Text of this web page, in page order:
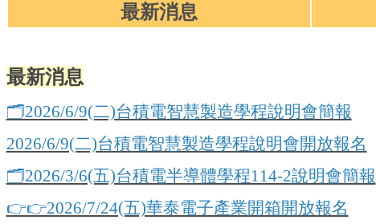
最新消息
最新消息
🗂️2026/6/9(二)台積電智慧製造學程說明會簡報
2026/6/9(二)台積電智慧製造學程說明會開放報名
🗂️2026/3/6(五)台積電半導體學程114-2說明會簡報
👉👉2026/7/24(五)華泰電子產業開箱開放報名